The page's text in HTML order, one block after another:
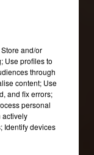
and/or
Use profiles to
through
content; Use
and fix errors;
personal
actively
Identify devices